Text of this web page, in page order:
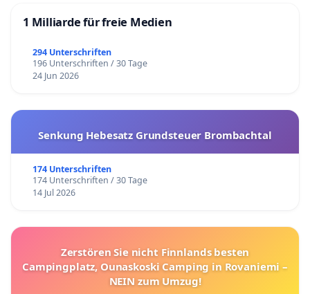
1 Milliarde für freie Medien
294 Unterschriften
196 Unterschriften / 30 Tage
24 Jun 2026
Senkung Hebesatz Grundsteuer Brombachtal
174 Unterschriften
174 Unterschriften / 30 Tage
14 Jul 2026
Zerstören Sie nicht Finnlands besten
Campingplatz, Ounaskoski Camping in Rovaniemi –
NEIN zum Umzug!